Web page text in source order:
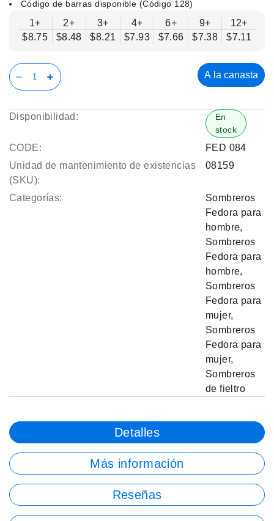
Código de barras disponible (Código 128)
1+
$8.75
2+
$8.48
3+
$8.21
4+
$7.93
6+
$7.66
9+
$7.38
12+
$7.11
A la canasta
Disponibilidad:
En
stock
CODE:
FED 084
Unidad de mantenimiento de existencias
(SKU):
08159
Categorías:
Sombreros
Fedora para
hombre,
Sombreros
Fedora para
hombre,
Sombreros
Fedora para
mujer,
Sombreros
Fedora para
mujer,
Sombreros
de fieltro
Detalles
Más información
Reseñas